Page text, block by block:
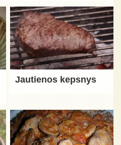
Jautienos kepsnys